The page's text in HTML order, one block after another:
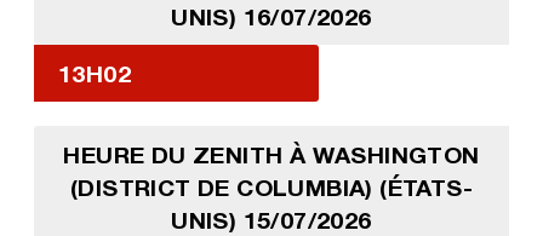
UNIS) 16/07/2026
13H02
HEURE DU ZENITH À WASHINGTON
(DISTRICT DE COLUMBIA) (ÉTATS-
UNIS) 15/07/2026